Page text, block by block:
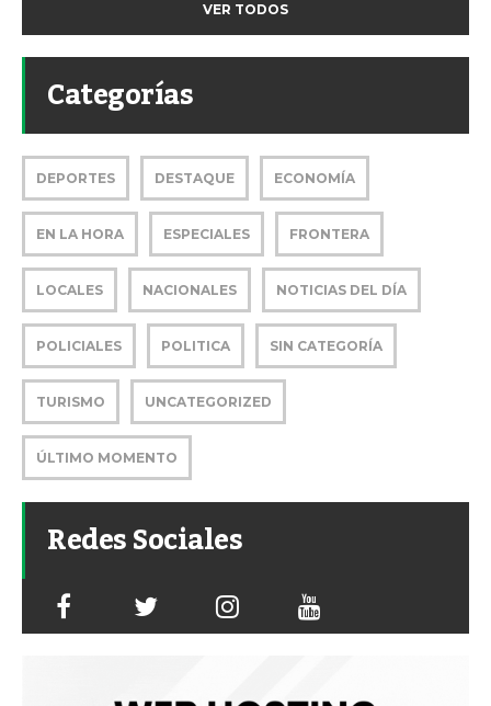
VER TODOS
Categorías
DEPORTES DESTAQUE ECONOMÍA
EN LA HORA ESPECIALES FRONTERA
LOCALES NACIONALES NOTICIAS DEL DÍA
POLICIALES POLITICA SIN CATEGORÍA
TURISMO UNCATEGORIZED
ÚLTIMO MOMENTO
Redes Sociales